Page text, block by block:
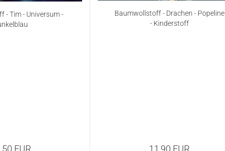
- Tim - Universum -
EUR
Baumwollstoff - Drachen - Popeline
- Kinderstoff
11,90 EUR